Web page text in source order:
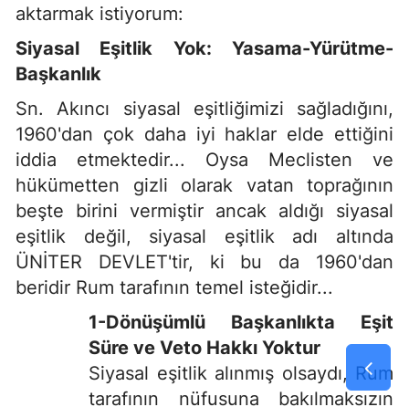
aktarmak istiyorum:
Siyasal Eşitlik Yok: Yasama-Yürütme-
Başkanlık
Sn. Akıncı siyasal eşitliğimizi sağladığını,
1960'dan çok daha iyi haklar elde ettiğini
iddia etmektedir... Oysa Meclisten ve
hükümetten gizli olarak vatan toprağının
beşte birini vermiştir ancak aldığı siyasal
eşitlik değil, siyasal eşitlik adı altında
ÜNİTER DEVLET'tir, ki bu da 1960'dan
beridir Rum tarafının temel isteğidir...
1-Dönüşümlü Başkanlıkta Eşit
Süre ve Veto Hakkı Yoktur
Siyasal eşitlik alınmış olsaydı, Rum
tarafının nüfusuna bakılmaksızın